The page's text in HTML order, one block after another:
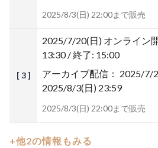
2025/8/3(日) 22:00まで販売
[ 3 ]
2025/7/20(日) オンライン
13:30 / 終了: 15:00
アーカイブ配信： 2025/7/
2025/8/3(日) 23:59
2025/8/3(日) 22:00まで販売
+他2の情報もみる